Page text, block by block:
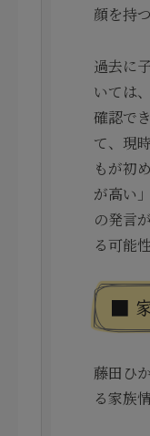
顔を持
過去に
いては
確認で
て、現
もが初
が高い
の発言
る可能
■
藤田ひ
る家族